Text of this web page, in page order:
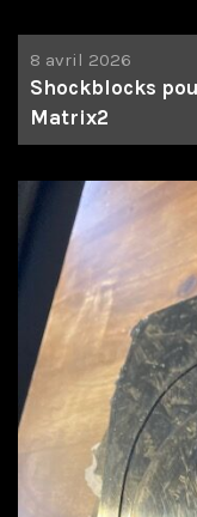
8 avril 2026
Shockblocks
Matrix2